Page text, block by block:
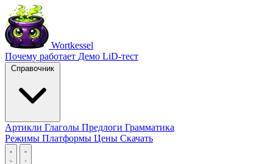
Wortkessel
Почему работает Демо LiD-тест
Справочник
Артикли Глаголы Предлоги Грамматика
Режимы Платформы Цены Скачать